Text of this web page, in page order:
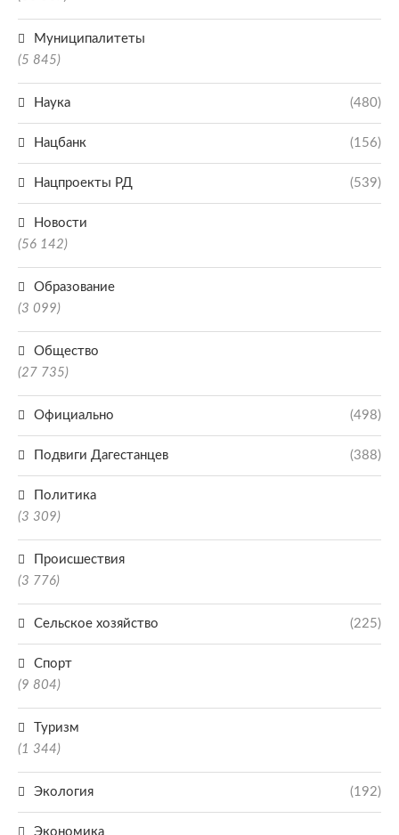
Муниципалитеты
(5 845)
Наука (480)
Нацбанк (156)
Нацпроекты РД (539)
Новости
(56 142)
Образование
(3 099)
Общество
(27 735)
Официально (498)
Подвиги Дагестанцев (388)
Политика
(3 309)
Происшествия
(3 776)
Сельское хозяйство (225)
Спорт
(9 804)
Туризм
(1 344)
Экология (192)
Экономика